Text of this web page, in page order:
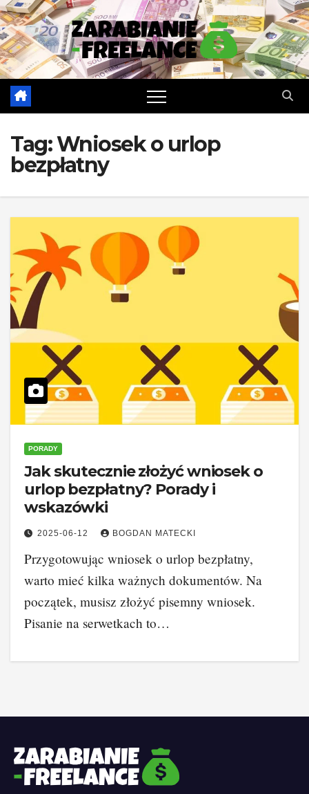
Skip
to
content
Tag:Wniosek o urlop
bezpłatny
PORADY
Jak skutecznie złożyć wniosek o
urlop bezpłatny? Porady i
wskazówki
2025-06-12 BOGDAN MATECKI
Przygotowując wniosek o urlop bezpłatny,
warto mieć kilka ważnych dokumentów. Na
początek, musisz złożyć pisemny wniosek.
Pisanie na serwetkach to…